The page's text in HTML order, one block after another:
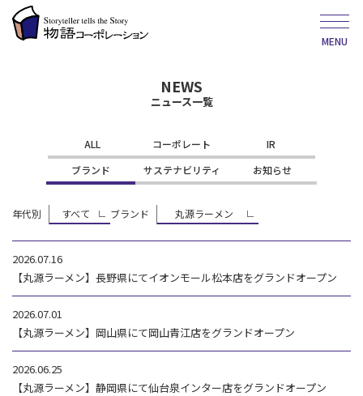
MENU
NEWS
ニュース一覧
ALL コーポレート
IR
ブランド
サステナビリティ お知らせ
年代別 すべて ブランド 丸源ラーメン
2026.07.16
【丸源ラーメン】長野県にてイオンモール松本店をグランドオープン
2026.07.01
【丸源ラーメン】岡山県にて岡山青江店をグランドオープン
2026.06.25
【丸源ラーメン】静岡県にて仙台泉インター店をグランドオープン